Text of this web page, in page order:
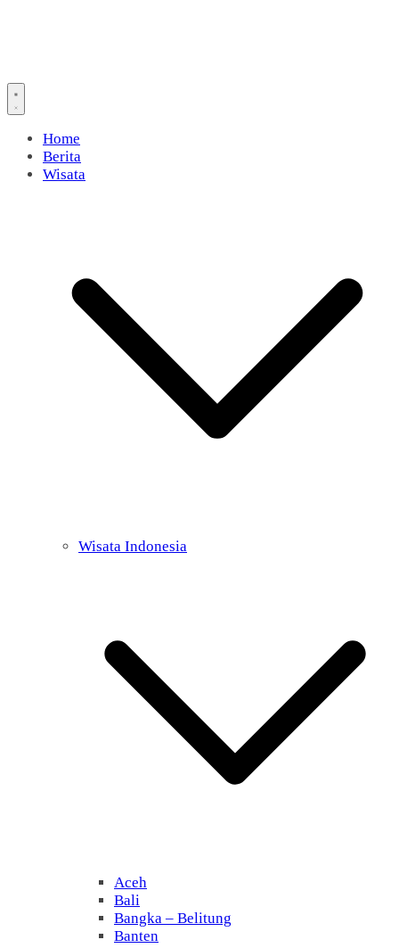
Home
Berita
Wisata
Wisata Indonesia
Aceh
Bali
Bangka – Belitung
Banten